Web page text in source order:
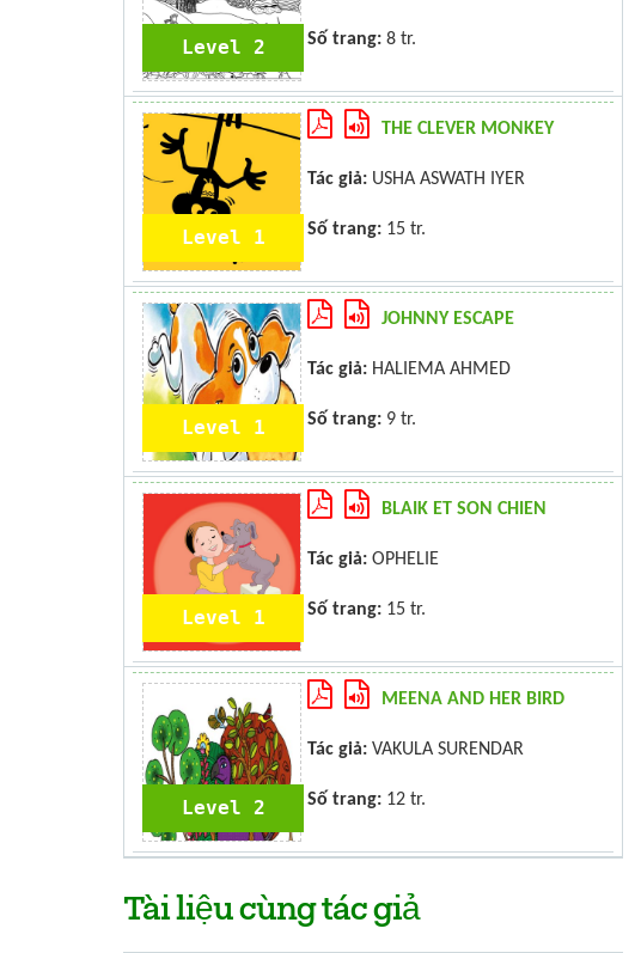
Level 2 Số trang: 8 tr.
Level 1
THE CLEVER MONKEY
Tác giả: USHA ASWATH IYER
Số trang: 15 tr.
Level 1
JOHNNY ESCAPE
Tác giả: HALIEMA AHMED
Số trang: 9 tr.
Level 1
BLAIK ET SON CHIEN
Tác giả: OPHELIE
Số trang: 15 tr.
Level 2
MEENA AND HER BIRD
Tác giả: VAKULA SURENDAR
Số trang: 12 tr.
Tài liệu cùng tác giả